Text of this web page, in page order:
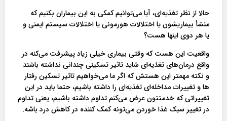
حالا از نظر تغذیه‌ای، آیا می‌توانیم کمکی به این بیماران بکنیم که
منشأ بیماریشون یا اختلالات هورمونی یا اختلالات سیستم ایمنی و
یا هر دوی اینها هست؟
واقعیت این هست که وقتی بیماری خیلی زیاد پیشرفت می‌کنه در
واقع درمان‌های تغذیه‌ای شاید تاثیر تسکینی چندانی نداشته باشند
و نکته مهمتر این هستش که اگر ما می‌خواهیم تاثیر تسکین رفتار
ها و تغییرات مداخله‌‌ای تغذیه‌ای را داشته باشیم، حتما باید در این
تغییراتی که خدمتتون عرض می‌کنم تداوم داشته باشیم، یعنی تداوم
در تغییر سبک غذا خوردن می‌تونه کمک کننده در کاهش درد باشه.